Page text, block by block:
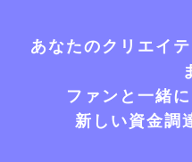
あなたのクリエイ
ファンと一緒
新しい資金調